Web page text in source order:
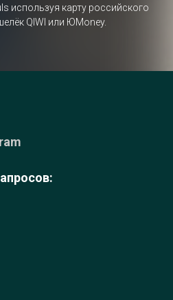
используя карту российского
QIWI или ЮMoney.